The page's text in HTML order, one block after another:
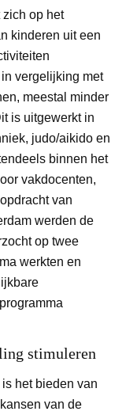
zich op het
kinderen uit een
vergelijking met
meestal minder
is uitgewerkt in
judo/aikido en
binnen het
vakdocenten,
van
werden de
op twee
werkten en
stimuleren
het bieden van
van de